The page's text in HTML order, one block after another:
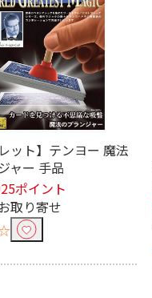
ット】テンヨー 魔法
ャー 手品
25ポイント
取り寄せ